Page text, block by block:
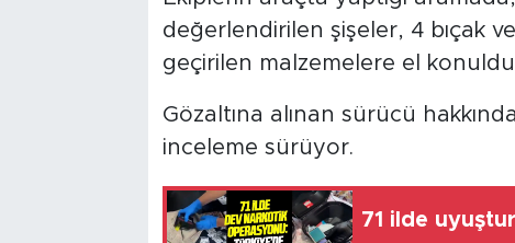
değerlendirilen şişeler, 4 bıçak
geçirilen malzemelere el
Gözaltına alınan sürücü
inceleme sürüyor.
71 ilde